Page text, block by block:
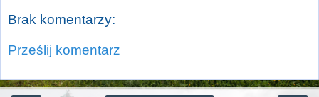
Brak komentarzy:
Prześlij komentarz